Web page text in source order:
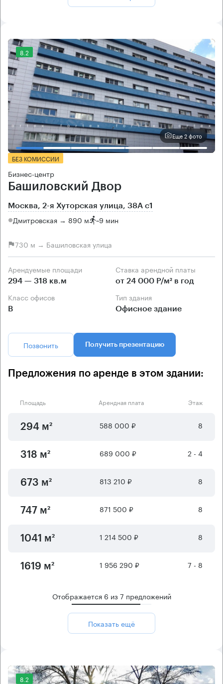
8.2
Еще 2 фото
БЕЗ КОМИССИИ
Бизнес-центр
Башиловский Двор
Москва, 2-я Хуторская улица, 38А с1
Дмитровская → 890 м ~9 мин
730 м → Башиловская улица
Арендуемые площади
294 — 318 кв.м
Ставка арендной платы
от 24 000 Р/м² в год
Класс офисов
B
Тип здания
Офисное здание
Позвонить Получить презентацию
Предложения по аренде в этом здании:
Площадь Арендная плата Этаж
294 м² 588 000 ₽ 8
318 м² 689 000 ₽ 2 - 4
673 м² 813 210 ₽ 8
747 м² 871 500 ₽ 8
1041 м² 1 214 500 ₽ 8
1619 м² 1 956 290 ₽ 7 - 8
Отображается 6 из7 предложений
Показать ещё
8.2